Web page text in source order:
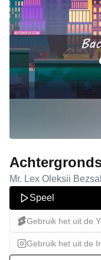
Mr. Lex Oleksii
Speel
Gebruik het uit de
Gebruik het uit de